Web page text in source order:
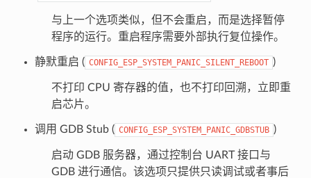
与上一个选项类似，但不会重启，而是选择暂停
程序的运行。重启程序需要外部执行复位操作。
静默重启 ( CONFIG_ESP_SYSTEM_PANIC_SILENT_REBOOT )
不打印 CPU 寄存器的值，也不打印回溯，立即重
启芯片。
调用 GDB Stub ( CONFIG_ESP_SYSTEM_PANIC_GDBSTUB )
启动 GDB 服务器，通过控制台 UART 接口与
GDB 进行通信。该选项只提供只读调试或者事后